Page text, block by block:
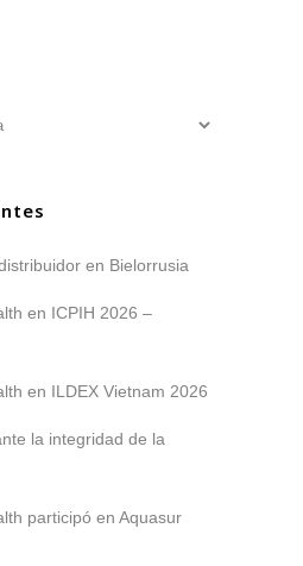
en Bielorrusia
en ICPIH 2026 –
en ILDEX Vietnam 2026
la integridad de la
participó en Aquasur